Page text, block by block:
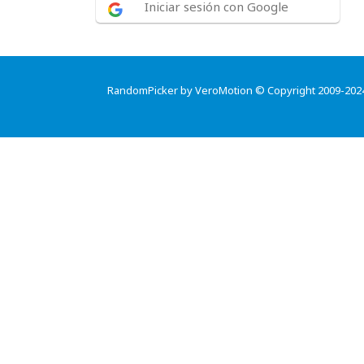
Iniciar sesión con Google
RandomPicker by VeroMotion © Copyright 2009-